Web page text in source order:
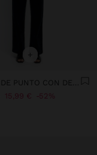
+
15,99 € 52%